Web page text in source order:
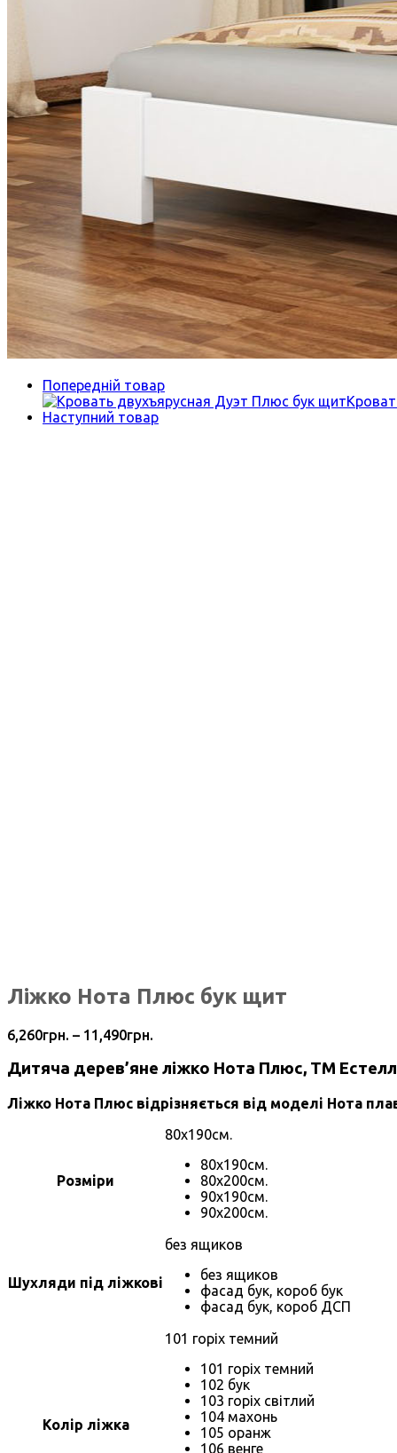
Попередній товар
Наступний товар
Ліжко Нота Плюс бук щит
6,260грн. – 11,490грн.
Дитяча дерев’яне ліжко Нота Плюс, ТМ
Ліжко Нота Плюс відрізняється від моделі Нота
Розміри
80х190см.
80х190см.
80х200см.
90х190см.
90х200см.
Шухляди під ліжкові
без ящиков
без ящиков
фасад бук, короб бук
фасад бук, короб ДСП
Колір ліжка
101 горіх темний
101 горіх темний
102 бук
103 горіх світлий
104 махонь
105 оранж
106 венге